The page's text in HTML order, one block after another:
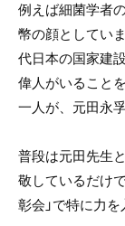
例えば細菌学者
幣の顔としてい
代日本の国家建
偉人がいること
一人が、元田永孚
普段は元田先生
敬しているだけ
彰会」で特に力